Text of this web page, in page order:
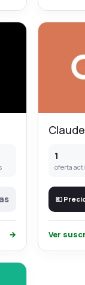
→
Claude
1
oferta
💶
Ver